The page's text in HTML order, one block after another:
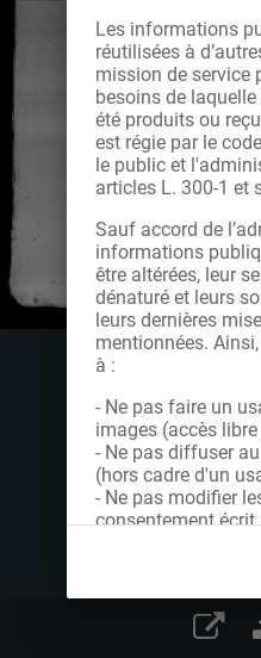
Les informations
réutilisées à
mission de service
besoins de
été produits ou
est régie par le
le public et
articles L. 300-1 et
Sauf accord de
informations
être altérées, leur
dénaturé et leurs
leurs dernières
mentionnées.
à :
- Ne pas faire un
images (accès
- Ne pas diffuser
(hors cadre d'un
- Ne pas modifier
consentement écrit
Dans le cas
à nous contacter
de Licence
proposées et le